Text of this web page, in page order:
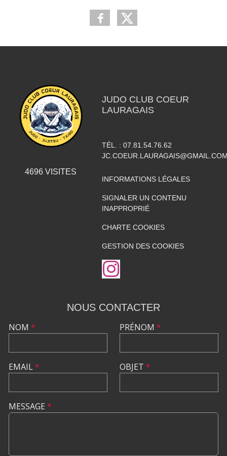
4696 VISITES
JUDO CLUB COEUR
LAURAGAIS
TÉL. : 07.81.54.76.62
INFORMATIONS LÉGALES
SIGNALER UN CONTENU
INAPPROPRIÉ
CHARTE COOKIES
GESTION DES COOKIES
NOUS CONTACTER
NOM *
EMAIL*
PRÉNOM *
OBJET *
MESSAGE *